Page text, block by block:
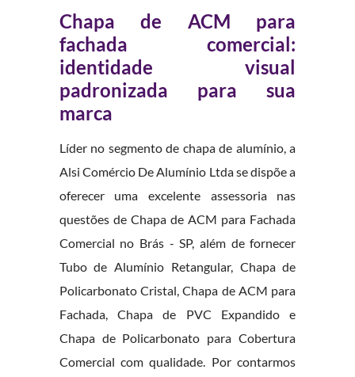
Chapa de ACM para
fachada comercial:
identidade visual
padronizada para sua
marca
Líder no segmento de chapa de alumínio, a
Alsi Comércio De Alumínio Ltda se dispõe a
oferecer uma excelente assessoria nas
questões de Chapa de ACM para Fachada
Comercial no Brás - SP, além de fornecer
Tubo de Alumínio Retangular, Chapa de
Policarbonato Cristal, Chapa de ACM para
Fachada, Chapa de PVC Expandido e
Chapa de Policarbonato para Cobertura
Comercial com qualidade. Por contarmos